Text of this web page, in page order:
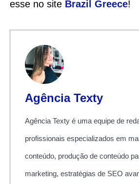
esse no site Brazil Greece!
Agência Texty
Agência Texty é uma equipe de
profissionais especializados em
conteúdo, produção de conteúdo
marketing, estratégias de SEO